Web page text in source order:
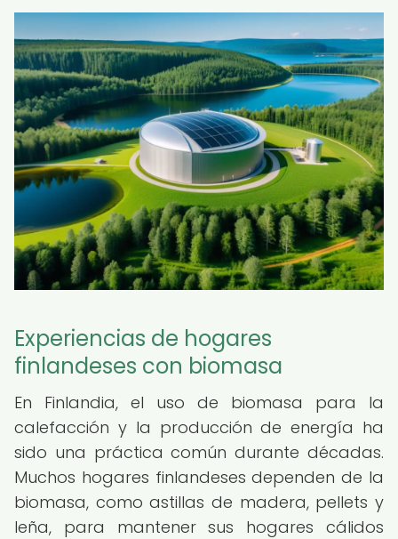
Experiencias de hogares
finlandeses con biomasa
En Finlandia, el uso de biomasa para la
calefacción y la producción de energía ha
sido una práctica común durante décadas.
Muchos hogares finlandeses dependen de la
biomasa, como astillas de madera, pellets y
leña, para mantener sus hogares cálidos